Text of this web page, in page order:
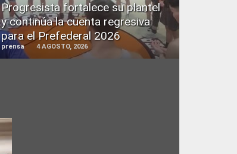
Progresista fortalece su plantel
y continúa la cuenta regresiva
para el Prefederal 2026
prensa 4 AGOSTO, 2026